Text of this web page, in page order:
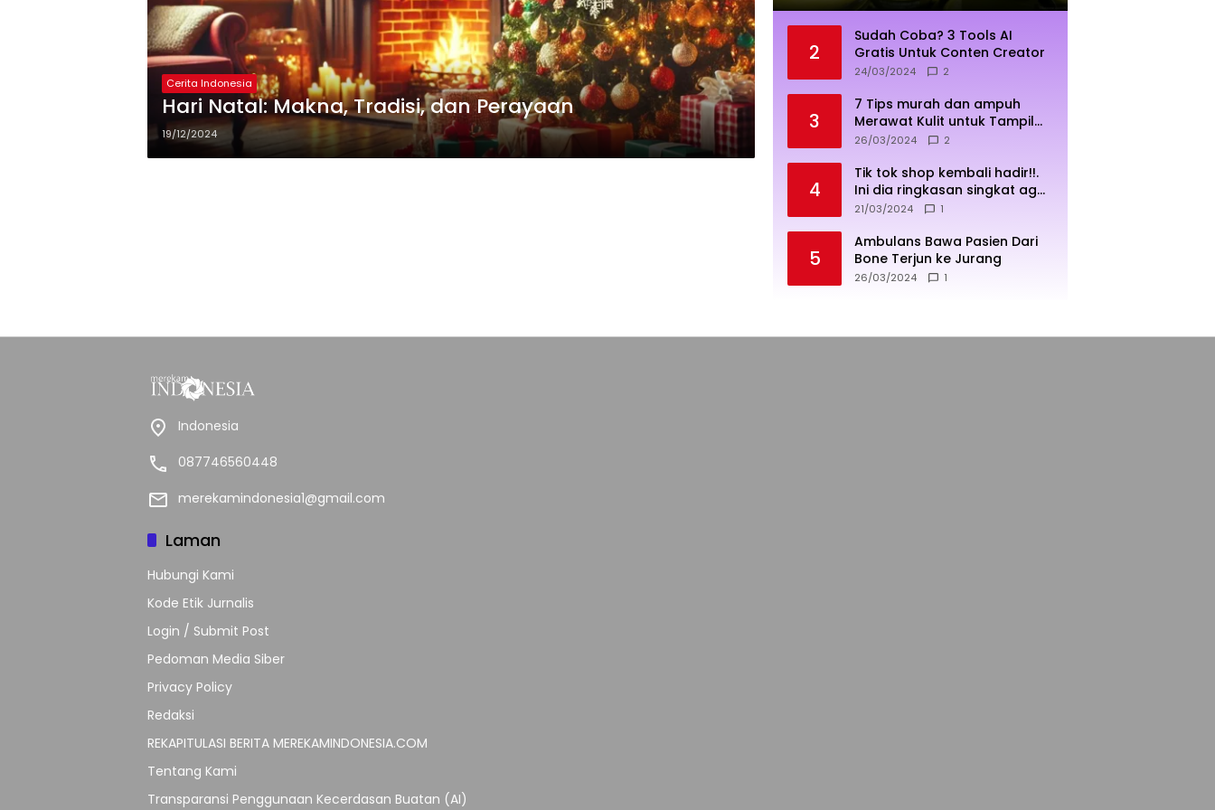
Cerita Indonesia
Hari Natal: Makna, Tradisi, dan Perayaan
19/12/2024
2
Sudah Coba? 3 Tools AI
Gratis Untuk Conten Creator
24/03/2024 2
3
7 Tips murah dan ampuh
Merawat Kulit untuk Tampil
Sehat dan Cerah
26/03/2024 2
4
Tik tok shop kembali hadir!!.
Ini dia ringkasan singkat agar
penjualan lebih sukses
21/03/2024 1
5
Ambulans Bawa Pasien Dari
Bone Terjun ke Jurang
26/03/2024 1
Indonesia
087746560448
merekamindonesia1@gmail.com
Laman
Hubungi Kami
Kode Etik Jurnalis
Login / Submit Post
Pedoman Media Siber
Privacy Policy
Redaksi
REKAPITULASI BERITA MEREKAMINDONESIA.COM
Tentang Kami
Transparansi Penggunaan Kecerdasan Buatan (AI)